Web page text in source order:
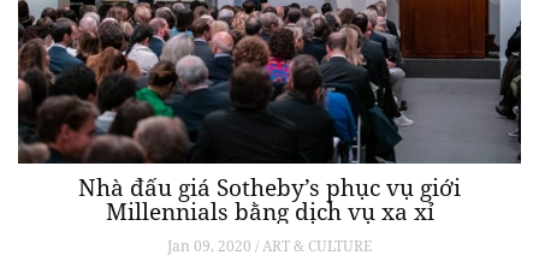
Nhà đấu giá Sotheby’s phục vụ giới
Millennials bằng dịch vụ xa xỉ
Jan 09, 2020 / ART & CULTURE